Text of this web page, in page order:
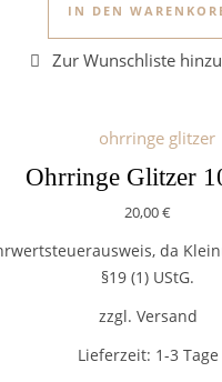
IN DEN
Ohrringe Glitzer
20,00€
da
§19 (1) UStG.
zzgl. Versand
Lieferzeit: 1-3 Tage